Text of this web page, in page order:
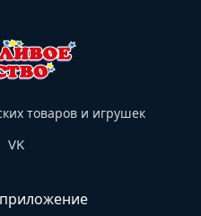
товаров и игрушек
VK